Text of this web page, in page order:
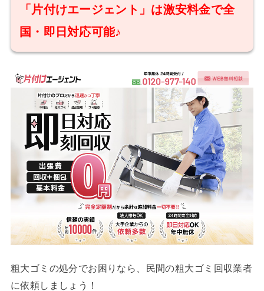
「片付けエージェント」は激安料金で全
国・即日対応可能♪
粗大ゴミの処分でお困りなら、民間の粗大ゴミ回収業者
に依頼しましょう！